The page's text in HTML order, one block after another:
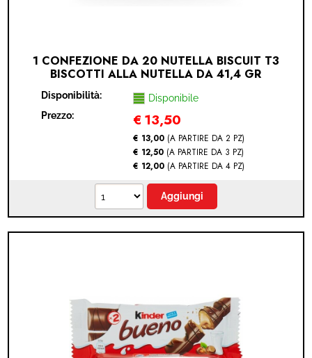
1 CONFEZIONE DA 20 NUTELLA BISCUIT T3
BISCOTTI ALLA NUTELLA DA 41,4 GR
Disponibilità:
Disponibile
Prezzo:
€ 13,50
€ 13,00 (A PARTIRE DA 2 PZ)
€ 12,50 (A PARTIRE DA 3 PZ)
€ 12,00 (A PARTIRE DA 4 PZ)